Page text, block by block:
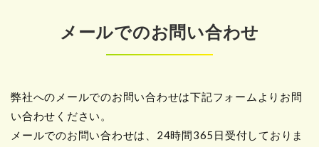
メールでのお問い合わせ
弊社へのメールでのお問い合わせは下記フォームよりお問
い合わせください。
メールでのお問い合わせは、24時間365日受付しておりま